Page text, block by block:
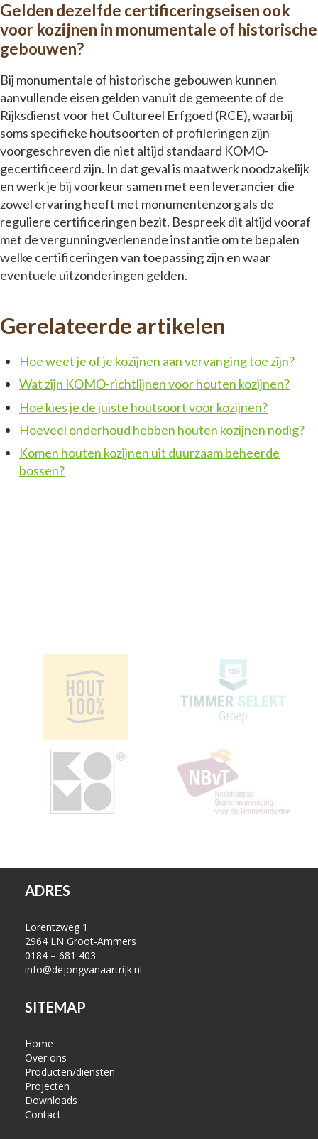
Gelden dezelfde certificeringseisen ook
voor kozijnen in monumentale of historische
gebouwen?
Bij monumentale of historische gebouwen kunnen
aanvullende eisen gelden vanuit de gemeente of de
Rijksdienst voor het Cultureel Erfgoed (RCE), waarbij
soms specifieke houtsoorten of profileringen zijn
voorgeschreven die niet altijd standaard KOMO-
gecertificeerd zijn. In dat geval is maatwerk noodzakelijk
en werk je bij voorkeur samen met een leverancier die
zowel ervaring heeft met monumentenzorg als de
reguliere certificeringen bezit. Bespreek dit altijd vooraf
met de vergunningverlenende instantie om te bepalen
welke certificeringen van toepassing zijn en waar
eventuele uitzonderingen gelden.
Gerelateerde artikelen
Hoe weet je of je kozijnen aan vervanging toe zijn?
Wat zijn KOMO-richtlijnen voor houten kozijnen?
Hoe kies je de juiste houtsoort voor kozijnen?
Hoeveel onderhoud hebben houten kozijnen nodig?
Komen houten kozijnen uit duurzaam beheerde
bossen?
ADRES
Lorentzweg 1
2964 LN Groot-Ammers
0184 – 681 403
info@dejongvanaartrijk.nl
SITEMAP
Home
Over ons
Producten/diensten
Projecten
Downloads
Contact